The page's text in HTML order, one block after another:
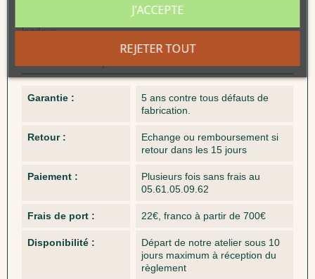
Également pour bébé, nous équipons, berceaux, couffins et
landaus.
Garantie :
5 ans contre tous défauts de
fabrication.
Retour :
Echange ou remboursement si
retour dans les 15 jours
Paiement :
Plusieurs fois sans frais au
05.61.05.09.62
Frais de port : 22€, franco à partir de 700€
Disponibilité :
Départ de notre atelier sous 10
jours maximum à réception du
règlement
REJETER TOUT
J'ACCEPTE